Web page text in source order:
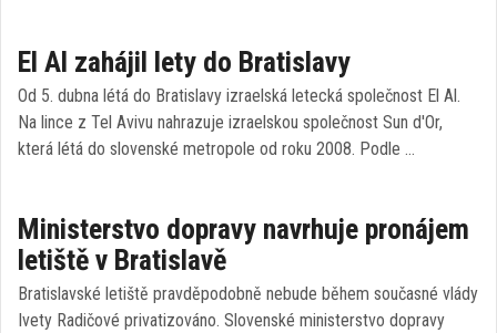
El Al zahájil lety do Bratislavy
Od 5. dubna létá do Bratislavy izraelská letecká společnost El Al.
Na lince z Tel Avivu nahrazuje izraelskou společnost Sun d'Or,
která létá do slovenské metropole od roku 2008. Podle …
Ministerstvo dopravy navrhuje pronájem
letiště v Bratislavě
Bratislavské letiště pravděpodobně nebude během současné vlády
Ivety Radičové privatizováno. Slovenské ministerstvo dopravy